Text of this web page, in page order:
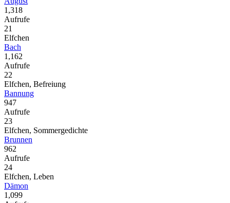
1,318
Aufrufe
21
Elfchen
Bach
1,162
Aufrufe
22
Elfchen, Befreiung
Bannung
947
Aufrufe
23
Elfchen, Sommergedichte
Brunnen
962
Aufrufe
24
Elfchen, Leben
Dämon
1,099